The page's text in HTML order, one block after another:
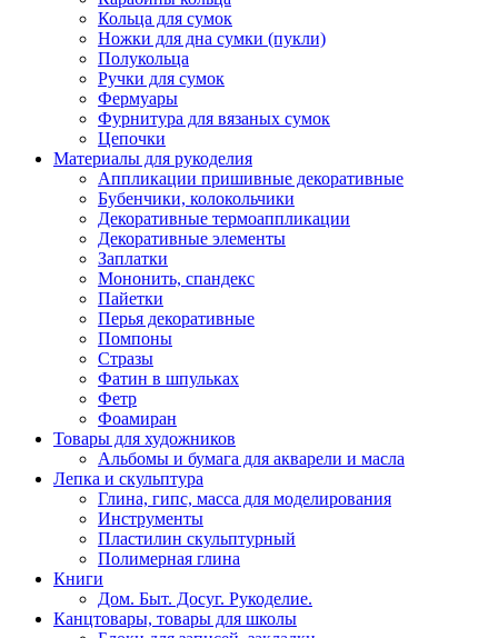
Кольца для сумок
Ножки для дна сумки (пукли)
Полукольца
Ручки для сумок
Фермуары
Фурнитура для вязаных сумок
Цепочки
Материалы для рукоделия
Аппликации пришивные декоративные
Бубенчики, колокольчики
Декоративные термоаппликации
Декоративные элементы
Заплатки
Мононить, спандекс
Пайетки
Перья декоративные
Помпоны
Стразы
Фатин в шпульках
Фетр
Фоамиран
Товары для художников
Альбомы и бумага для акварели и масла
Лепка и скульптура
Глина, гипс, масса для моделирования
Инструменты
Пластилин скульптурный
Полимерная глина
Книги
Дом. Быт. Досуг. Рукоделие.
Канцтовары, товары для школы